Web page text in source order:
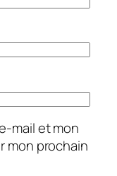
mail et mon
mon prochain